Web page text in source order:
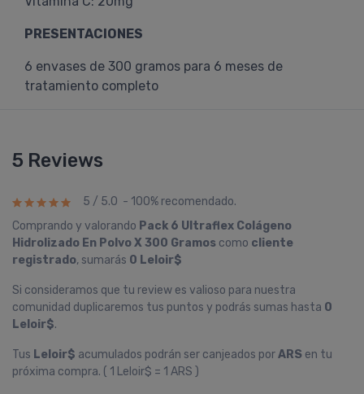
PRESENTACIONES
6 envases de 300 gramos para 6 meses de
tratamiento completo
5 Reviews
5 / 5.0 - 100% recomendado.
Comprando y valorando Pack 6 Ultraflex Colágeno
Hidrolizado En Polvo X 300 Gramos como cliente
registrado, sumarás 0 Leloir$
Si consideramos que tu review es valioso para nuestra
comunidad duplicaremos tus puntos y podrás sumas hasta 0
Leloir$.
Tus Leloir$ acumulados podrán ser canjeados porARS en tu
próxima compra. ( 1 Leloir$ = 1 ARS )